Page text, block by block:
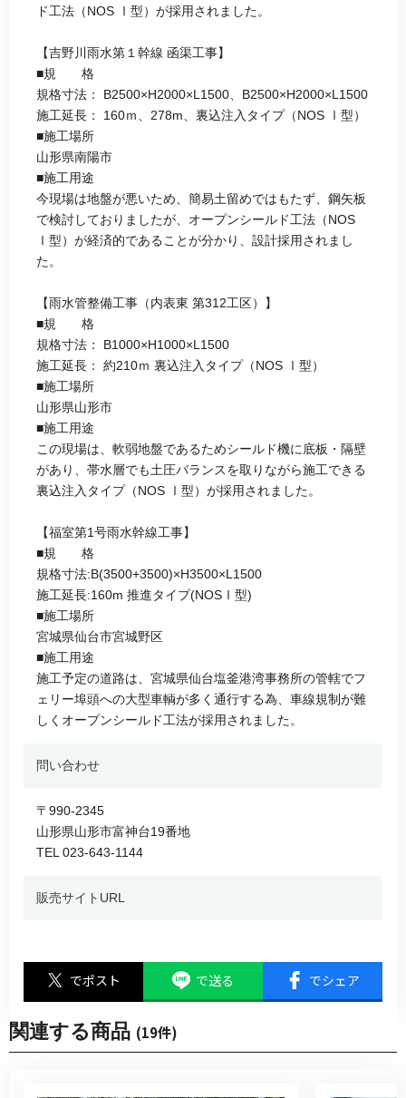
ド工法（NOS Ⅰ型）が採用されました。
【吉野川雨水第１幹線 函渠工事】
■規 格
規格寸法： B2500×H2000×L1500、B2500×H2000×L1500
施工延長： 160ｍ、278m、裏込注入タイプ（NOS Ⅰ型）
■施工場所
山形県南陽市
■施工用途
今現場は地盤が悪いため、簡易土留めではもたず、鋼矢板
で検討しておりましたが、オープンシールド工法（NOS
Ⅰ型）が経済的であることが分かり、設計採用されまし
た。
【雨水管整備工事（内表東 第312工区）】
■規 格
規格寸法： B1000×H1000×L1500
施工延長： 約210ｍ 裏込注入タイプ（NOS Ⅰ型）
■施工場所
山形県山形市
■施工用途
この現場は、軟弱地盤であるためシールド機に底板・隔壁
があり、帯水層でも土圧バランスを取りながら施工できる
裏込注入タイプ（NOS Ⅰ型）が採用されました。
【福室第1号雨水幹線工事】
■規 格
規格寸法:B(3500+3500)×H3500×L1500
施工延長:160m 推進タイプ(NOSⅠ型)
■施工場所
宮城県仙台市宮城野区
■施工用途
施工予定の道路は、宮城県仙台塩釜港湾事務所の管轄でフ
ェリー埠頭への大型車輌が多く通行する為、車線規制が難
しくオープンシールド工法が採用されました。
問い合わせ
〒990-2345
山形県山形市富神台19番地
TEL 023-643-1144
販売サイトURL
でポスト で送る でシェア
関連する商品 (19件)